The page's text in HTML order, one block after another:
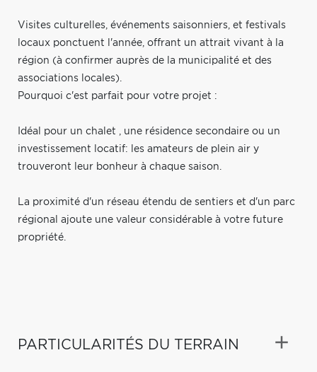
Visites culturelles, événements saisonniers, et festivals
locaux ponctuent l'année, offrant un attrait vivant à la
région (à confirmer auprès de la municipalité et des
associations locales).
Pourquoi c'est parfait pour votre projet :
Idéal pour un chalet , une résidence secondaire ou un
investissement locatif: les amateurs de plein air y
trouveront leur bonheur à chaque saison.
La proximité d'un réseau étendu de sentiers et d'un parc
régional ajoute une valeur considérable à votre future
propriété.
PARTICULARITÉS DU TERRAIN